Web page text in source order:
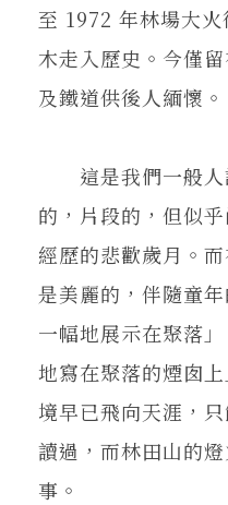
至 1972 年林場大
木走入歷史。今僅
及鐵道供後人緬懷。
這是我們一般人
的，片段的，但似
經歷的悲歡歲月。
是美麗的，伴隨童
一幅地展示在聚落
地寫在聚落的煙囱
境早已飛向天涯，
讀過，而林田山的
事。